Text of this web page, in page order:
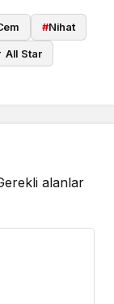
#Nihat
All Star
alanlar